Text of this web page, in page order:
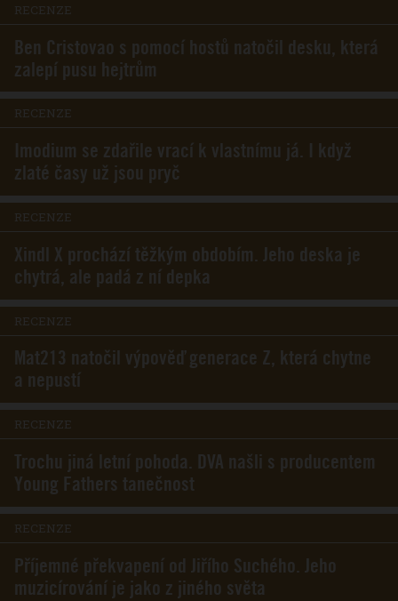
RECENZE
Ben Cristovao s pomocí hostů natočil desku, která
zalepí pusu hejtrům
RECENZE
Imodium se zdařile vrací k vlastnímu já. I když
zlaté časy už jsou pryč
RECENZE
Xindl X prochází těžkým obdobím. Jeho deska je
chytrá, ale padá z ní depka
RECENZE
Mat213 natočil výpověď generace Z, která chytne
a nepustí
RECENZE
Trochu jiná letní pohoda. DVA našli s producentem
Young Fathers tanečnost
RECENZE
Příjemné překvapení od Jiřího Suchého. Jeho
muzicírování je jako z jiného světa